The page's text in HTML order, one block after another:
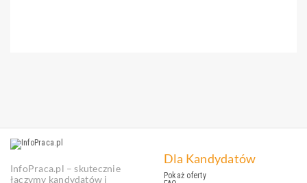
InfoPraca.pl – skutecznie
łączymy kandydatów i
Dla Kandydatów
Pokaż oferty